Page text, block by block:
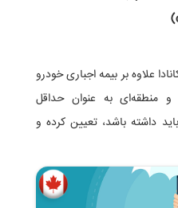
علاوه بر بیمه اجباری خودرو
منطقه‌ای به عنوان حداقل
داشته باشد، تعیین کرده‌ و